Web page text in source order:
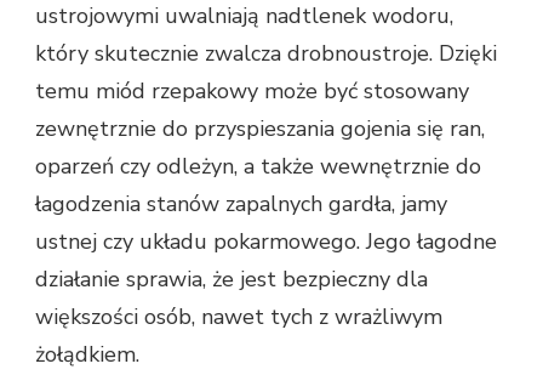
ustrojowymi uwalniają nadtlenek wodoru,
który skutecznie zwalcza drobnoustroje. Dzięki
temu miód rzepakowy może być stosowany
zewnętrznie do przyspieszania gojenia się ran,
oparzeń czy odleżyn, a także wewnętrznie do
łagodzenia stanów zapalnych gardła, jamy
ustnej czy układu pokarmowego. Jego łagodne
działanie sprawia, że jest bezpieczny dla
większości osób, nawet tych z wrażliwym
żołądkiem.